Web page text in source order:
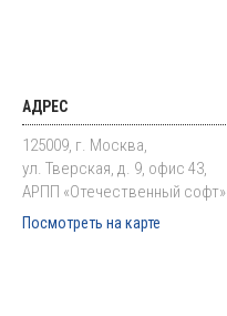
АДРЕС
125009, г. Москва,
ул. Тверская, д. 9, офис 43,
АРПП «Отечественный софт»
Посмотреть на карте